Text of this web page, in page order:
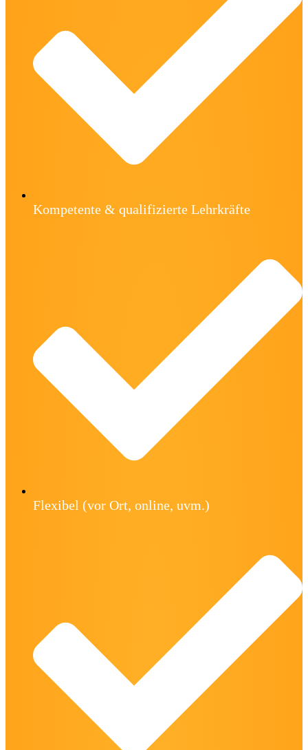
Kompetente & qualifizierte Lehrkräfte
Flexibel (vor Ort, online, uvm.)